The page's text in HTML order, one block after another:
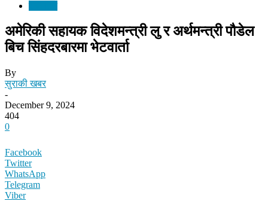
अमेरिकी सहायक विदेशमन्त्री लु र अर्थमन्त्री पौडेल
बिच सिंहदरबारमा भेटवार्ता
By
सुराकी खबर
-
December 9, 2024
404
0
Facebook
Twitter
WhatsApp
Telegram
Viber